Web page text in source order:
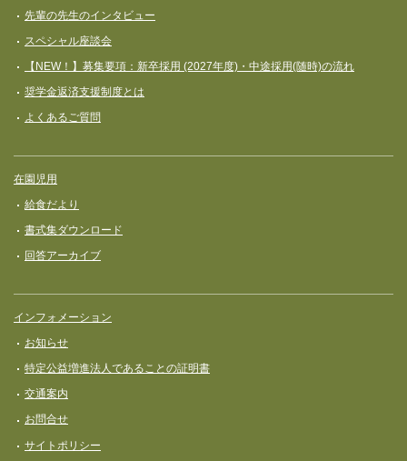
先輩の先生のインタビュー
スペシャル座談会
【NEW！】募集要項：新卒採用 (2027年度)・中途採用(随時)の流れ
奨学⾦返済⽀援制度とは
よくあるご質問
在園児用
給食だより
書式集ダウンロード
回答アーカイブ
インフォメーション
お知らせ
特定公益増進法人であることの証明書
交通案内
お問合せ
サイトポリシー